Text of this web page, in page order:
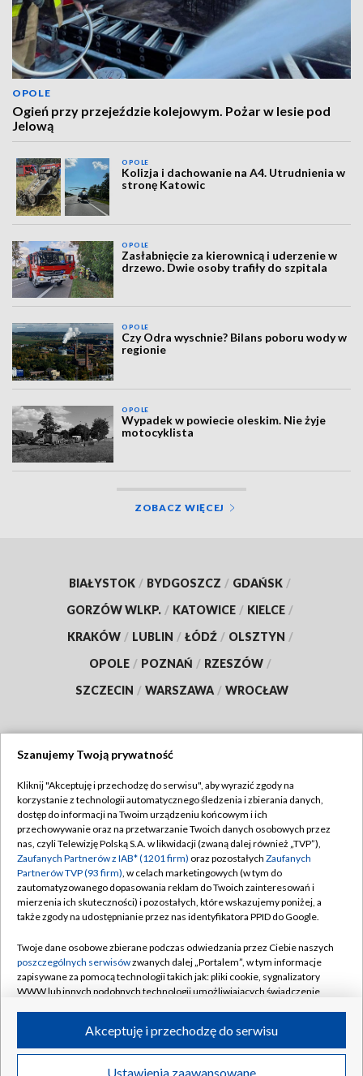
OPOLE
Ogień przy przejeździe kolejowym. Pożar w lesie pod
Jelową
OPOLE
Kolizja i dachowanie na A4. Utrudnienia w
stronę Katowic
OPOLE
Zasłabnięcie za kierownicą i uderzenie w
drzewo. Dwie osoby trafiły do szpitala
OPOLE
Czy Odra wyschnie? Bilans poboru wody w
regionie
OPOLE
Wypadek w powiecie oleskim. Nie żyje
motocyklista
ZOBACZ WIĘCEJ
BIAŁYSTOK / BYDGOSZCZ / GDAŃSK /
GORZÓW WLKP. / KATOWICE / KIELCE /
KRAKÓW / LUBLIN / ŁÓDŹ / OLSZTYN /
OPOLE / POZNAŃ / RZESZÓW /
SZCZECIN / WARSZAWA / WROCŁAW
TVP
Abonament TVP
Emisja w TVP
Centrum informacji TVP
Naziemna Telewizja Cyfrowa
Rada Programowa
System NOS
Informacje o nadawcy
Program dla prasy
Regulamin TVP
Polityka prywatności
Moje zgody
Pomoc
Kontakt
Kanały
©2026 Telewizja Polska S.A. w likwidacji
Szanujemy Twoją prywatność
Kliknij "Akceptuję i przechodzę do serwisu", aby wyrazić zgody na
korzystanie z technologii automatycznego śledzenia i zbierania danych,
dostęp do informacji na Twoim urządzeniu końcowym i ich
przechowywanie oraz na przetwarzanie Twoich danych osobowych przez
nas, czyli Telewizję Polską S.A. w likwidacji (zwaną dalej również „TVP”),
Zaufanych Partnerów z IAB* (1201 firm) oraz pozostałych Zaufanych
Partnerów TVP (93 firm), w celach marketingowych (w tym do
zautomatyzowanego dopasowania reklam do Twoich zainteresowań i
mierzenia ich skuteczności) i pozostałych, które wskazujemy poniżej, a
także zgody na udostępnianie przez nas identyfikatora PPID do Google.
Twoje dane osobowe zbierane podczas odwiedzania przez Ciebie naszych
poszczególnych serwisówzwanych dalej „Portalem”, w tym informacje
zapisywane za pomocą technologii takich jak: pliki cookie, sygnalizatory
WWW lub innych podobnych technologii umożliwiających świadczenie
ruchu w Internecie.
Twoje dane osobowe zbierane podczas odwiedzania przez Ciebie
Ustawienia zaawansowane
Akceptuję i przechodzę do serwisu